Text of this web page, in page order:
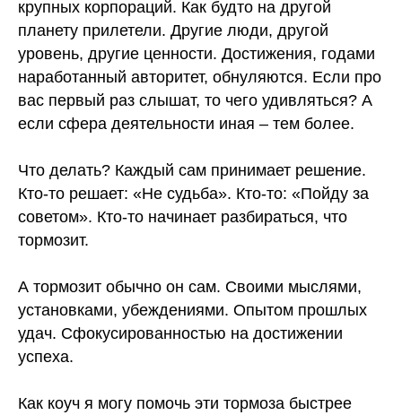
крупных корпораций. Как будто на другой
планету прилетели. Другие люди, другой
уровень, другие ценности. Достижения, годами
наработанный авторитет, обнуляются. Если про
вас первый раз слышат, то чего удивляться? А
если сфера деятельности иная – тем более.
Что делать? Каждый сам принимает решение.
Кто-то решает: «Не судьба». Кто-то: «Пойду за
советом». Кто-то начинает разбираться, что
тормозит.
А тормозит обычно он сам. Своими мыслями,
установками, убеждениями. Опытом прошлых
удач. Сфокусированностью на достижении
успеха.
Как коуч я могу помочь эти тормоза быстрее